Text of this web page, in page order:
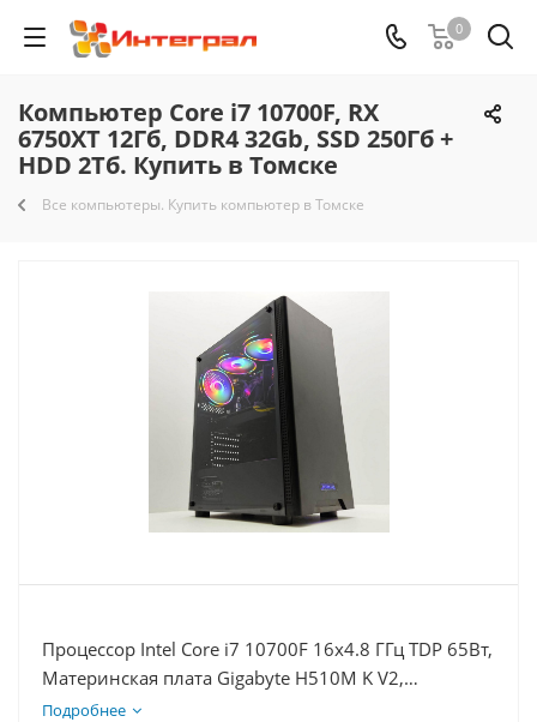
0
Компьютер Core i7 10700F, RX
6750XT 12Гб, DDR4 32Gb, SSD 250Гб +
HDD 2Тб. Купить в Томске
Все компьютеры. Купить компьютер в Томске
Процессор Intel Core i7 10700F 16x4.8 ГГц TDP 65Вт,
Материнская плата Gigabyte H510M K V2,
Видеокарта RX 6750XT 12Гб, Память DDR4 32Gb,
Подробнее